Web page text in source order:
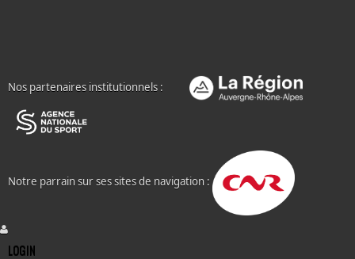
Nos partenaires institutionnels :
Notre parrain sur ses sites de navigation :
LOGIN